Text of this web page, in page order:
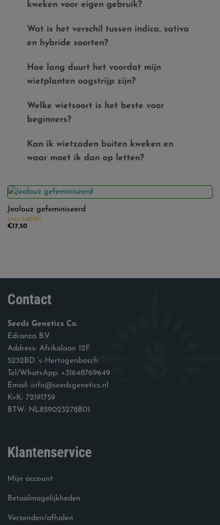
kweken voor eigen gebruik?
Wat is het verschil tussen indica, sativa
en hybride soorten?
Hoe lang duurt het voordat mijn
wietplanten oogstrijp zijn?
Welke wietsoort is het beste voor
beginners?
Kan ik wietzaden buiten kweken en
waar moet ik dan op letten?
CALI ZADEN
Jealouz gefeminiseerd
€17,50
Contact
Seeds Genetics Co.
Edranza B.V.
Address: Afrikalaan 12F
5232BD ‘s-Hertogenbosch
Tel/WhatsApp: +31648769649
Email: info@seedsgenetics.nl
KvK: 72191759
BTW: NL859023278B01
Klantenservice
Mijn account
Betaalmogelijkheden
Verzenden/afhalen